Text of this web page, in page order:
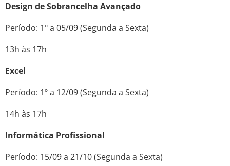
Design de Sobrancelha Avançado
Período: 1º a 05/09 (Segunda a Sexta)
13h às 17h
Excel
Período: 1º a 12/09 (Segunda a Sexta)
14h às 17h
Informática Profissional
Período: 15/09 a 21/10 (Segunda a Sexta)